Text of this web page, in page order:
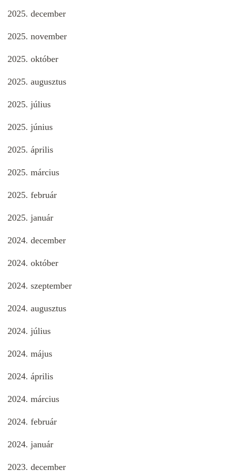
2025. december
2025. november
2025. október
2025. augusztus
2025. július
2025. június
2025. április
2025. március
2025. február
2025. január
2024. december
2024. október
2024. szeptember
2024. augusztus
2024. július
2024. május
2024. április
2024. március
2024. február
2024. január
2023. december